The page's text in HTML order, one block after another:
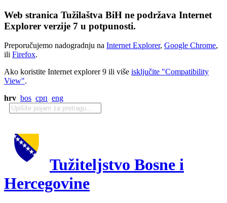
Web stranica Tužilaštva BiH ne podržava Internet
Explorer verzije 7 u potpunosti.
Preporučujemo nadogradnju na Internet Explorer, Google Chrome,
ili Firefox.
Ako koristite Internet explorer 9 ili više isključite "Compatibility
View".
hrv bos срп eng
Tužiteljstvo Bosne i
Hercegovine